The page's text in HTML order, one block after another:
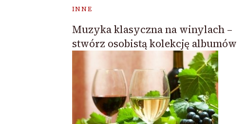
INNE
Muzyka klasyczna na winylach –
stwórz osobistą kolekcję albumów